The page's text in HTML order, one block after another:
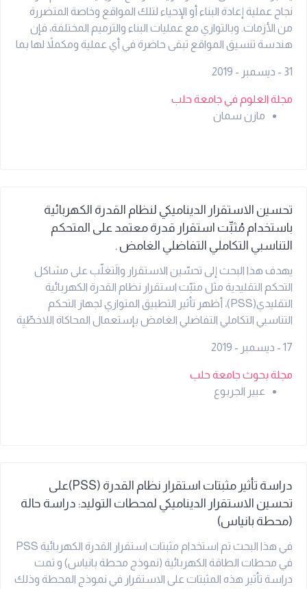
نجاح عملية إعادة البناء أو الإحياء لتلك المواقع وخاصة المتضررة
من الأزمات. وبالتوازي مع عمليات البناء والترميم المختلفة، فإن
هندسة تنسيق المواقع تبقى حاضرة في أي عملية ومكملاً لها بما
وتكون عاملاً داعماً في الحفاظ عليها وعلى هويتها الثقافية,
وتتنوع بالخدمات التي تقدمها من بنى تحتيه وإنارة ومقاعد ومواد
تغطية للطرقات والأرصفة والأعمال المعدنية والبوابات وطرائق
31 - ديسمبر - 2019
مجلة العلوم في جامعة حلب
مازن سمان
تحسين الاستقرار الديناميكي لنظام القدرة الكهربائية
باستخدام مُثبِّت استقرار قدرة معتمد على المتحكم
التناسبي التكاملي التفاضلي الغامض .
يهدف هذا البحث إلى تحسّين الاستقرار والَتغلّب على مشاكل
التحكم التقليدية مثل مثبّت استقرار نظام القدرة الكهربائية
التقليدي(PSS)، أظهر تأثير التطبيق المتوازي لجهاز التحكم
التناسبي التكاملي التفاضلي الغامض بإستعمال المحاكاة اللاخطّيِة
في نظام القدرة الكهربائي.
17 - ديسمبر - 2019
مجلة بحوث جامعة حلب
عبير الجربوع
دراسة تأثير مثبتات استقرار نظام القدرة (PSS)على
تحسين الاستقرار الديناميكي لمحطات التوليد: دراسة حالة
(محطة بانياس)
في هذا البحث تم استخدام مثبتات استقرار القدرة الكهربائية PSS
في محطات الطاقة الكهربائية (نموذج محطة بانياس) و تمت
دراسة تأثير هذه المثبتات على الاستقرار في نموذج المحطة وذلك